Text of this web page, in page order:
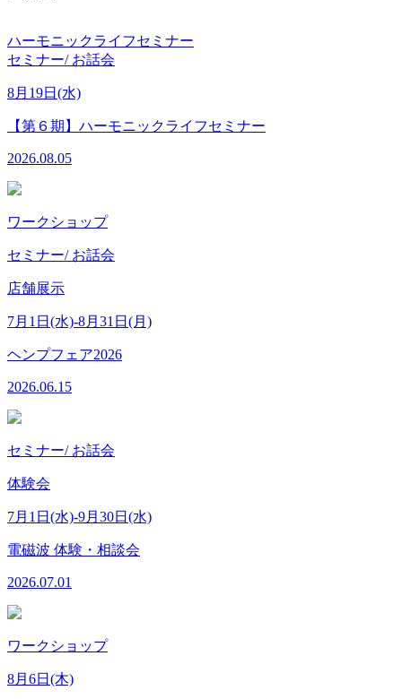
セミナー
ワークショップ
セミナー/ お話会
店舗展示
7月1日(水)-8月31日(月)
ヘンプフェア2026
2026.06.15
セミナー/ お話会
体験会
7月1日(水)-9月30日(水)
電磁波 体験・相談会
2026.07.01
ワークショップ
8月6日(木)